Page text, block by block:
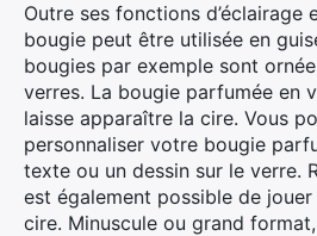
Outre ses fonctions d’éclairage
bougie peut être utilisée en
bougies par exemple sont
verres. La bougie parfumée en
laisse apparaître la cire. Vous
personnaliser votre bougie
texte ou un dessin sur le verre.
est également possible de
cire. Minuscule ou grand